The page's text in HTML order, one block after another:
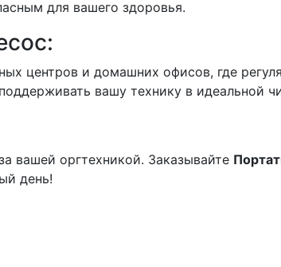
для вашего здоровья.
центров и домашних офисов, где
вашу технику в идеальной
вашей оргтехникой. Заказывайте
день!